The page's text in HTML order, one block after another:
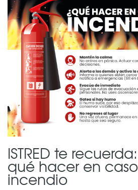
ISTRED te
qué hacer en
incendio